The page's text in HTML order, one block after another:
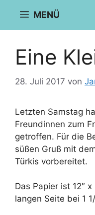
Inhalt
springen
MENÜ
Eine
28. Juli 2017 von
Letzten Samstag
Freundinnen zum
getroffen. Für die
süßen Gruß mit
Türkis vorbereitet.
Das Papier ist 12″
langen Seite bei 1